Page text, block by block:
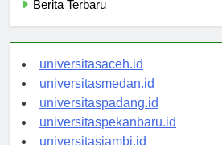
universitasaceh.id
universitasmedan.id
universitaspadang.id
universitaspekanbaru.id